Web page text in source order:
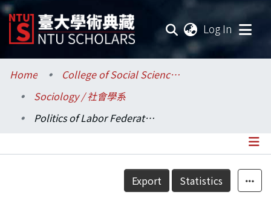
Log In
Communities & Collections
Research Outputs
Home
College of Social Sciences / 社會科學院
Sociology / 社會學系
Politics of Labor Federation Movement in Taiwan (1994-2008)
Details
Export Statistics